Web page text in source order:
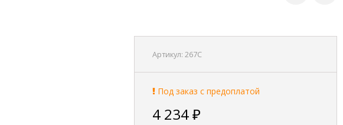
Артикул: 267C
Под заказ с предоплатой
4 234₽